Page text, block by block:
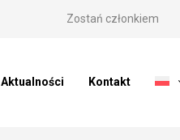
Zostań członkiem
Aktualności Kontakt